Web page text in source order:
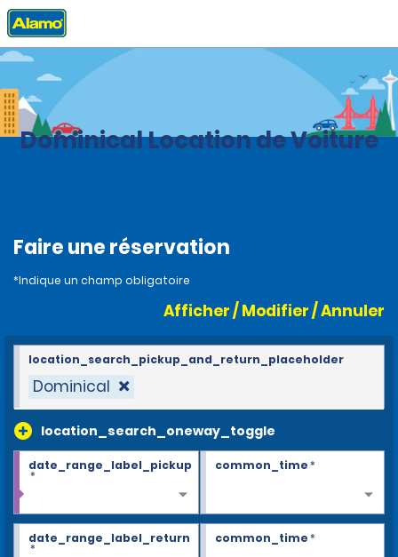
Accueil Agences
Dominical Location de Voiture
Faire une réservation
*Indique un champ obligatoire
Afficher / Modifier / Annuler
Dominical
location_search_oneway_toggle
location_search_pickup_and_return_placeholder
date_range_label_pickup
*
common_time*
date_range_label_return
*
common_time*